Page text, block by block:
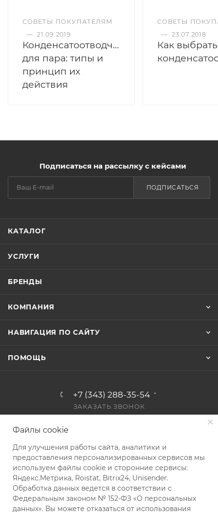
СОВЕТЫ ПОКУПАТЕЛЯМ
— 21.09.2019
Конденсатоотводчики
для пара: типы и
принцип их
действия
СОВЕТЫ
— 23.07.2018
Как выбрать
Подписаться на рассылку с кейсами
ПОДПИСАТЬСЯ
КАТАЛОГ
УСЛУГИ
БРЕНДЫ
КОМПАНИЯ
НАВИГАЦИЯ ПО САЙТУ
ПОМОЩЬ
+7 (343) 288-35-54
ЗАКАЗАТЬ ЗВОНОК
Екатеринбург, ул. Колхозников,
д. 59А, офис 303
Файлы cookie
Для улучшения работы сайта, аналитики и
предоставления персонализированных сервисов мы
используем файлы cookie и сторонние сервисы:
Яндекс.Метрика, Roistat, Bitrix24, Unisender.
Обработка данных ведется в соответствии с
Федеральным законом № 152-ФЗ «О персональных
данных». Вы можете отказаться от использования